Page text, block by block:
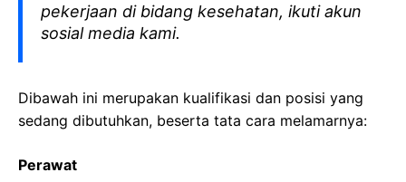
pekerjaan di bidang kesehatan, ikuti akun
sosial media kami.
Dibawah ini merupakan kualifikasi dan posisi yang
sedang dibutuhkan, beserta tata cara melamarnya:
Perawat